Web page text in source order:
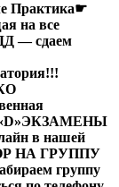
Практика☛
на все
— сдаем
!!!
ЭКЗАМЕНЫ
в нашей
НА ГРУППУ
группу